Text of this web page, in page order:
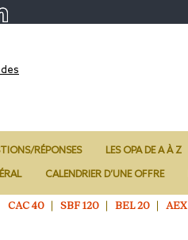
RÉPONSES LES OPA DE A À Z
CALENDRIER D’UNE OFFRE
CAC 40 SBF 120 BEL 20 AEX